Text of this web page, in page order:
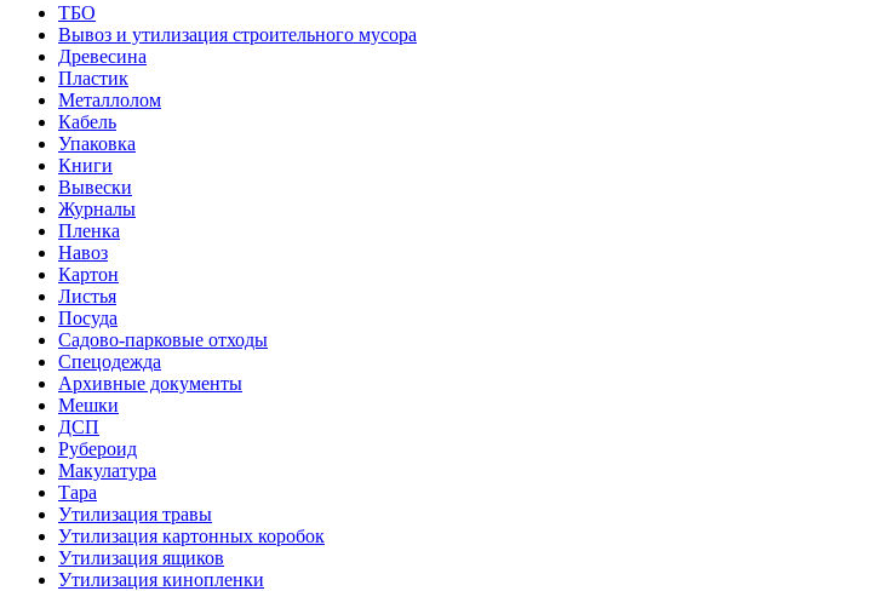
ТБО
Вывоз и утилизация строительного мусора
Древесина
Пластик
Металлолом
Кабель
Упаковка
Книги
Вывески
Журналы
Пленка
Навоз
Картон
Листья
Посуда
Садово-парковые отходы
Спецодежда
Архивные документы
Мешки
ДСП
Рубероид
Макулатура
Тара
Утилизация травы
Утилизация картонных коробок
Утилизация ящиков
Утилизация кинопленки